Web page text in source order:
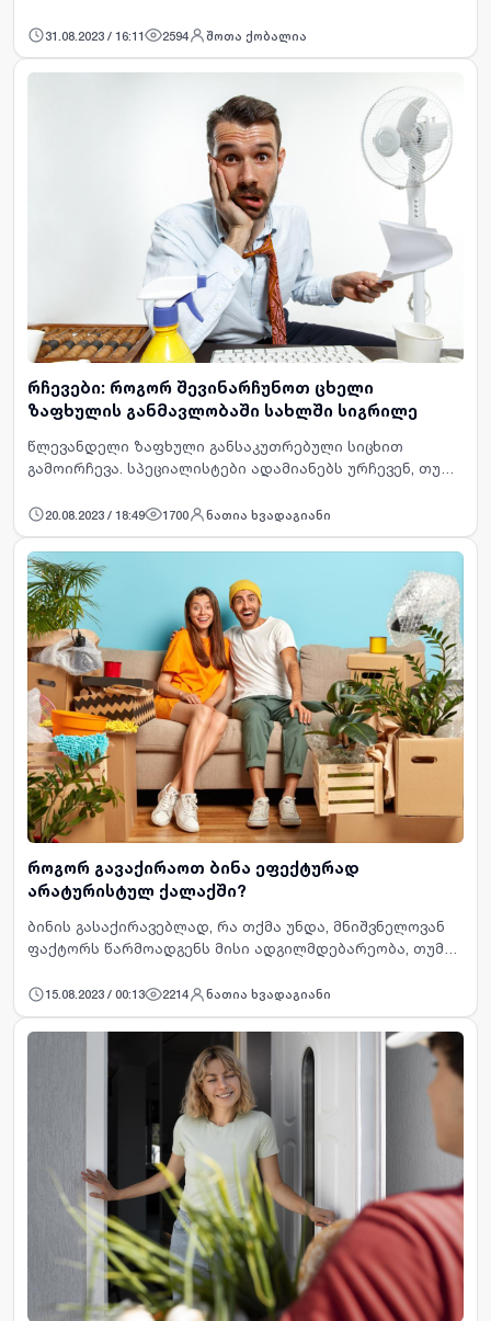
ნებით თუ უნებლიეთ შეუსრულებლობა დაკავშირებულია
სამართლებრივ პასუხისმგებლობასთან და …
31.08.2023 / 16:11 2594 შოთა ქობალია
რჩევები: როგორ შევინარჩუნოთ ცხელი
ზაფხულის განმავლობაში სახლში სიგრილე
წლევანდელი ზაფხული განსაკუთრებული სიცხით
გამოირჩევა. სპეციალისტები ადამიანებს ურჩევენ, თუ
გავიდნენ. ოფისები აღჭურვილია გამაგრილებელი სის…
20.08.2023 / 18:49 1700 ნათია ხვადაგიანი
როგორ გავაქირაოთ ბინა ეფექტურად
არატურისტულ ქალაქში?
ბინის გასაქირავებლად, რა თქმა უნდა, მნიშვნელოვან
ფაქტორს წარმოადგენს მისი ადგილმდებარეობა, თუმცა
ლოკაცია მეორეხარისხოვანი გახდეს. მაგალითად…
15.08.2023 / 00:13 2214 ნათია ხვადაგიანი